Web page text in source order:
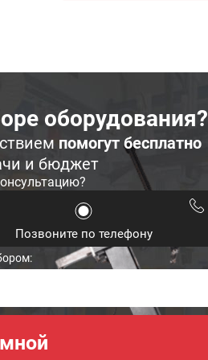
оборудования?
помогут бесплатно
и бюджет
Позвоните по телефону